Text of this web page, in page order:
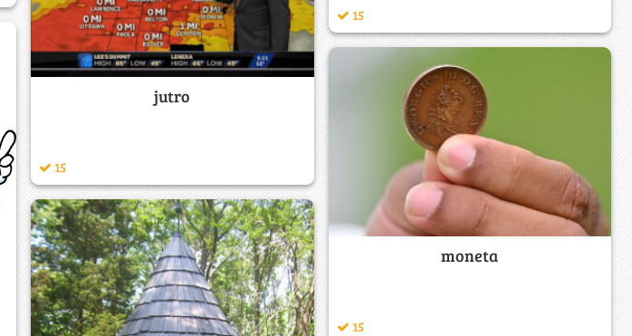
15
jutro
15
moneta
15